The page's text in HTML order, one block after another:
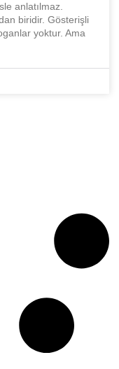
anlatılmaz.
biridir. Gösterişli
yoktur. Ama